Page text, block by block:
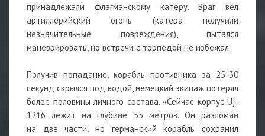
принадлежали флагманскому катеру. Враг вел
артиллерийский огонь (катера получили
незначительные повреждения), пытался
маневрировать, но встречи с торпедой не избежал.
Получив попадание, корабль противника за 25-30
секунд скрылся под водой, немецкий экипаж потерял
более половины личного состава. «Сейчас корпус Uj-
1216 лежит на глубине 55 метров. Он разломан
на две части, но германский корабль сохранил